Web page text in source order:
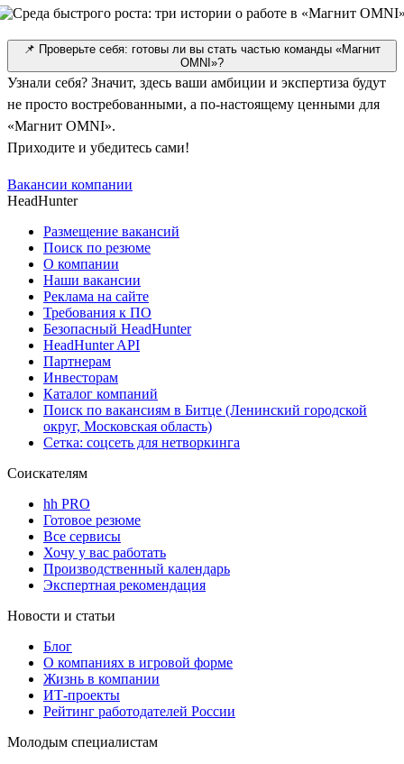
📌 Проверьте себя: готовы ли вы стать частью команды «Магнит
OMNI»?
Узнали себя? Значит, здесь ваши амбиции и экспертиза будут
не просто востребованными, а по-настоящему ценными для
«Магнит OMNI».
Приходите и убедитесь сами!
Вакансии компании
HeadHunter
Размещение вакансий
Поиск по резюме
О компании
Наши вакансии
Реклама на сайте
Требования к ПО
Безопасный HeadHunter
HeadHunter API
Партнерам
Инвесторам
Каталог компаний
Поиск по вакансиям в Битце (Ленинский городской
округ, Московская область)
Сетка: соцсеть для нетворкинга
Соискателям
hh PRO
Готовое резюме
Все сервисы
Хочу у вас работать
Производственный календарь
Экспертная рекомендация
Новости и статьи
Блог
О компаниях в игровой форме
Жизнь в компании
ИТ-проекты
Рейтинг работодателей России
Молодым специалистам